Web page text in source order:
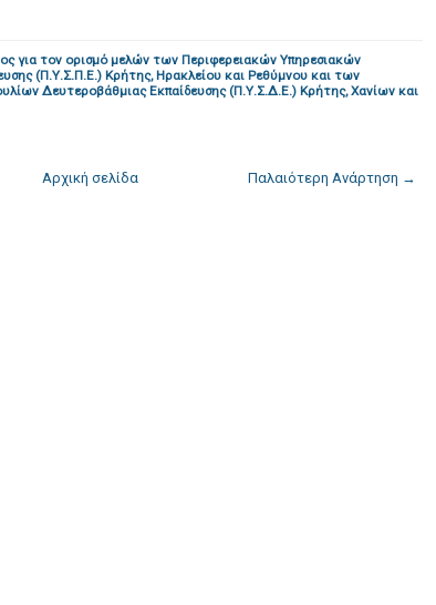
για τον ορισμό μελών των Περιφερειακών Υπηρεσιακών
(Π.Υ.Σ.Π.Ε.) Κρήτης, Ηρακλείου και Ρεθύμνου και των
Δευτεροβάθμιας Εκπαίδευσης (Π.Υ.Σ.Δ.Ε.) Κρήτης, Χανίων και
Παλαιότερη Ανάρτηση →
Αρχική σελίδα